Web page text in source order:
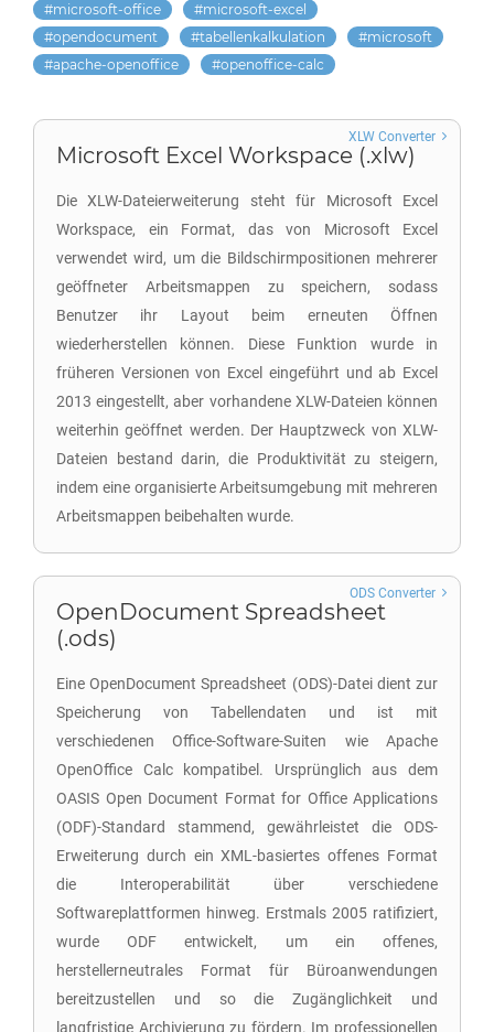
microsoft-office
microsoft-excel
opendocument
tabellenkalkulation
microsoft
apache-openoffice
openoffice-calc
Microsoft Excel Workspace (.xlw)
Die XLW-Dateierweiterung steht für Microsoft Excel
Workspace, ein Format, das von Microsoft Excel
verwendet wird, um die Bildschirmpositionen mehrerer
geöffneter Arbeitsmappen zu speichern, sodass
Benutzer ihr Layout beim erneuten Öffnen
wiederherstellen können. Diese Funktion wurde in
früheren Versionen von Excel eingeführt und ab Excel
2013 eingestellt, aber vorhandene XLW-Dateien können
weiterhin geöffnet werden. Der Hauptzweck von XLW-
Dateien bestand darin, die Produktivität zu steigern,
indem eine organisierte Arbeitsumgebung mit mehreren
Arbeitsmappen beibehalten wurde.
XLW Converter
OpenDocument Spreadsheet
(.ods)
Eine OpenDocument Spreadsheet (ODS)-Datei dient zur
Speicherung von Tabellendaten und ist mit
verschiedenen Office-Software-Suiten wie Apache
OpenOffice Calc kompatibel. Ursprünglich aus dem
OASIS Open Document Format for Office Applications
(ODF)-Standard stammend, gewährleistet die ODS-
Erweiterung durch ein XML-basiertes offenes Format
die Interoperabilität über verschiedene
Softwareplattformen hinweg. Erstmals 2005 ratifiziert,
wurde ODF entwickelt, um ein offenes,
herstellerneutrales Format für Büroanwendungen
bereitzustellen und so die Zugänglichkeit und
langfristige Archivierung zu fördern. Im professionellen
ODS Converter